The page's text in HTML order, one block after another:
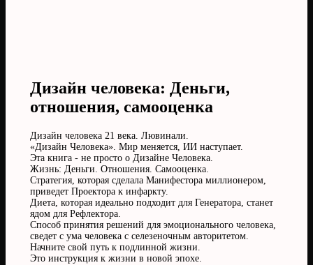
Дизайн человека: Деньги,
отношения, самооценка
Дизайн человека 21 века. Лювинали.
«Дизайн Человека». Мир меняется, ИИ наступает.
Эта книга - не просто о Дизайне Человека.
Жизнь: Деньги. Отношения. Самооценка.
Стратегия, которая сделала Манифестора миллионером,
приведет Проектора к инфаркту.
Диета, которая идеально подходит для Генератора, станет
ядом для Рефлектора.
Способ принятия решений для эмоционального человека,
сведет с ума человека с селезеночным авторитетом.
Начните свой путь к подлинной жизни.
Это инструкция к жизни в новой эпохе.